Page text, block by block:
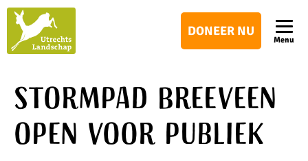
DONEER NU
Menu
Stormpad Breeveen
open voor publiek